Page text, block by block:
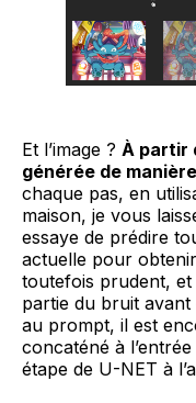
Et l’image ? À partir
générée de
chaque pas, en
maison, je vous
essaye de prédire
actuelle pour
toutefois prudent, et
partie du bruit
au prompt, il est
concaténé à
étape de U-NET à